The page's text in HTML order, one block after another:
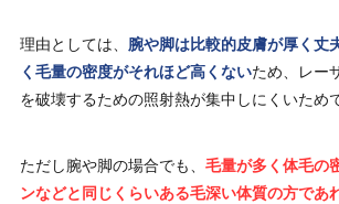
理由としては、 腕や脚は比較的皮膚が厚く丈
く毛量の密度がそれほど高くないため、レー
を破壊するための照射熱が集中しにくいため
ただし腕や脚の場合でも、 毛量が多く体毛の
ンなどと同じくらいある毛深い体質の方であ